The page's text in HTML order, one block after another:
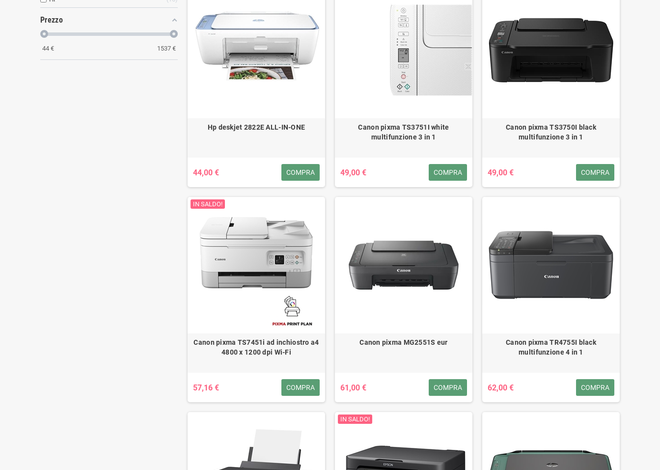
Prezzo
44 € 1537 €
Hp deskjet 2822E ALL-IN-ONE
44,00 € COMPRA
Canon pixma TS3751I white
multifunzione 3 in 1
49,00 € COMPRA
Canon pixma TS3750I black
multifunzione 3 in 1
49,00 € COMPRA
IN SALDO!
Canon pixma TS7451i ad inchiostro a4
4800 x 1200 dpi Wi-Fi
57,16 € COMPRA
Canon pixma MG2551S eur
61,00 € COMPRA
Canon pixma TR4755I black
multifunzione 4 in 1
62,00 € COMPRA
IN SALDO!